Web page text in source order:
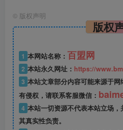
© 版权声明
版权
1 本网站名称： 百盟网
2 本站永久网址： https://
3 本站文章部分内容可能来源于
有侵权，请联系客服微信：
4 本站一切资源不代表本站立场
其真实性负责。